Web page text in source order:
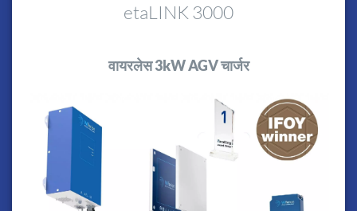
etaLINK 3000
वायरलेस 3kW AGV चार्जर